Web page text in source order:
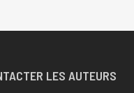
LES AUTEURS